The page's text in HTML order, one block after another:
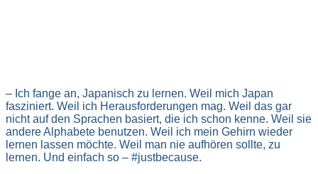
– Ich fange an, Japanisch zu lernen. Weil mich Japan
fasziniert. Weil ich Herausforderungen mag. Weil das gar
nicht auf den Sprachen basiert, die ich schon kenne. Weil sie
andere Alphabete benutzen. Weil ich mein Gehirn wieder
lernen lassen möchte. Weil man nie aufhören sollte, zu
lernen. Und einfach so – #justbecause.